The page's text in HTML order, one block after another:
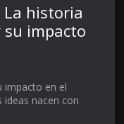
La historia
su impacto
impacto en el
ideas nacen con